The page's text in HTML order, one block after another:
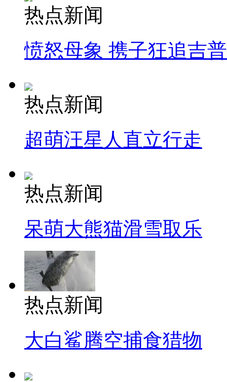
热点新闻
愤怒母象 携子狂追吉
热点新闻
超萌汪星人直立行走
热点新闻
呆萌大熊猫滑雪取乐
热点新闻
大白鲨腾空捕食猎物